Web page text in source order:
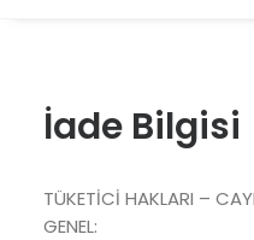
İade Bilgisi
TÜKETİCİ HAKLARI –
GENEL: